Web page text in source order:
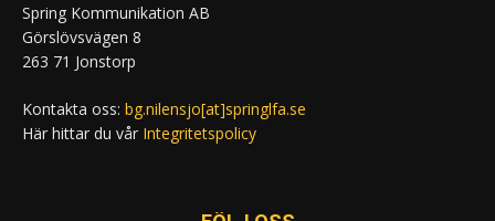
Spring Kommunikation AB
Görslövsvägen 8
263 71 Jonstorp
Kontakta oss: bg.nilensjo[at]springlfa.se
Här hittar du vår Integritetspolicy